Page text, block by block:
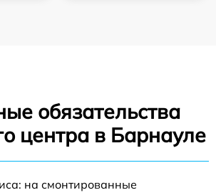
обязательства
центра в Барнауле
на смонтированные